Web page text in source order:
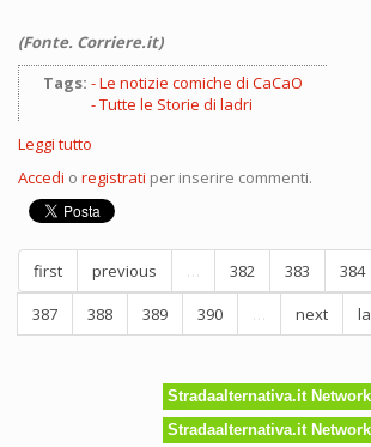
(Fonte. Corriere.it)
Tags:
Le notizie comiche di CaCaO
Tutte le Storie di ladri
Leggi tutto
di
ladri
ricercati
Accedi o registrati per inserire commenti.
first previous … 382 383 384
387
388 389 390 … next
Stradaalternativa.it Network
Stradaalternativa.it Network